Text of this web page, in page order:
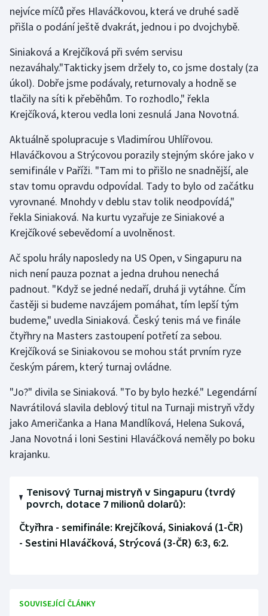
Short track
Stolní tenis
Triatlon
Veslování
Vodní slalom
Volejbal
nejvíce míčů přes Hlaváčkovou, která ve druhé sadě
přišla o podání ještě dvakrát, jednou i po dvojchybě.
Siniaková a Krejčíková při svém servisu
nezaváhaly."Takticky jsem držely to, co jsme dostaly (za
úkol). Dobře jsme podávaly, returnovaly a hodně se
tlačily na síti k přeběhům. To rozhodlo," řekla
Krejčíková, kterou vedla loni zesnulá Jana Novotná.
Aktuálně spolupracuje s Vladimírou Uhlířovou.
Hlaváčkovou a Strýcovou porazily stejným skóre jako v
semifinále v Paříži. "Tam mi to přišlo ne snadnější, ale
stav tomu opravdu odpovídal. Tady to bylo od začátku
vyrovnané. Mnohdy v deblu stav tolik neodpovídá,"
řekla Siniaková. Na kurtu vyzařuje ze Siniakové a
Krejčíkové sebevědomí a uvolněnost.
Ač spolu hrály naposledy na US Open, v Singapuru na
nich není pauza poznat a jedna druhou nenechá
padnout. "Když se jedné nedaří, druhá ji vytáhne. Čím
častěji si budeme navzájem pomáhat, tím lepší tým
budeme," uvedla Siniaková. Český tenis má ve finále
čtyřhry na Masters zastoupení potřetí za sebou.
Krejčíková se Siniakovou se mohou stát prvním ryze
českým párem, který turnaj ovládne.
"Jo?" divila se Siniaková. "To by bylo hezké." Legendární
Navrátilová slavila deblový titul na Turnaji mistryň vždy
jako Američanka a Hana Mandlíková, Helena Suková,
Jana Novotná i loni Sestini Hlaváčková neměly po boku
krajanku.
Tenisový Turnaj mistryň v Singapuru (tvrdý
povrch, dotace 7 milionů dolarů):
Čtyřhra - semifinále: Krejčíková, Siniaková (1-ČR)
- Sestini Hlaváčková, Strýcová (3-ČR) 6:3, 6:2.
SOUVISEJÍCÍ ČLÁNKY